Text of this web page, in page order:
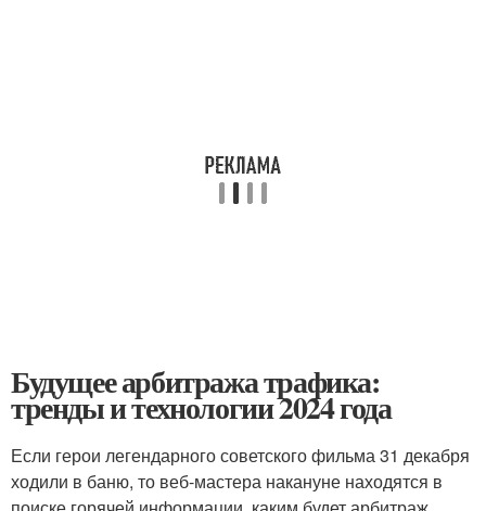
Будущее арбитража трафика:
тренды и технологии 2024 года
Если герои легендарного советского фильма 31 декабря
ходили в баню, то веб-мастера накануне находятся в